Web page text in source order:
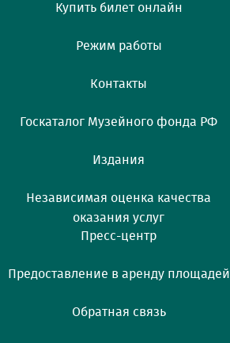
Купить билет онлайн
Режим работы
Контакты
Госкаталог Музейного фонда РФ
Издания
Независимая оценка качества
оказания услуг
Пресс-центр
Предоставление в аренду площадей
Обратная связь